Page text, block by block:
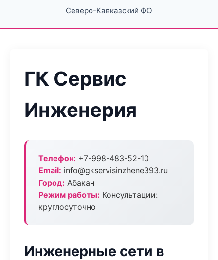
Северо-Кавказский ФО
ГК Сервис
Инженерия
Телефон: +7-998-483-52-10
Email: info@gkservisinzhene393.ru
Город: Абакан
Режим работы: Консультации:
круглосуточно
Инженерные сети в